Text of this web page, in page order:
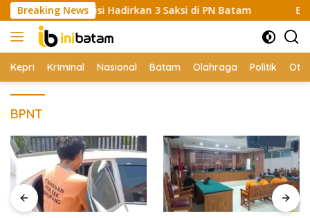
Skip
to
content
Breaking News
Polisi Hadirkan 3 Saksi di PN Batam Balita
Kepri Kriminal Nasional Batam Olahraga Politik
BPNT